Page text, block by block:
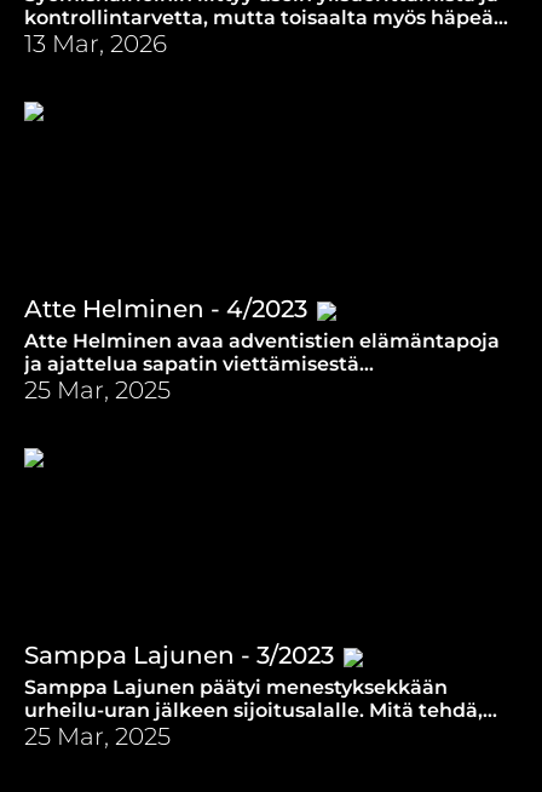
kontrollintarvetta, mutta toisaalta myös häpeän
ja itseinhon tunteita, jotka johtavat salailuun.
13 Mar, 2026
Atte Helminen - 4/2023
Atte Helminen avaa adventistien elämäntapoja
ja ajattelua sapatin viettämisestä
vaihtoehtoisiin raamatuntulkintoihin.
25 Mar, 2025
Samppa Lajunen - 3/2023
Samppa Lajunen päätyi menestyksekkään
urheilu-uran jälkeen sijoitusalalle. Mitä tehdä,
kun elämä tuntuu merkityksettömältä ja Jumala
25 Mar, 2025